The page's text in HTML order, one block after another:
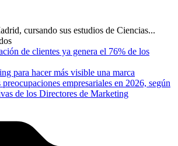
cursando sus estudios de Ciencias...
de clientes ya genera el 76% de los
para hacer más visible una marca
empresariales en 2026, según
de los Directores de Marketing